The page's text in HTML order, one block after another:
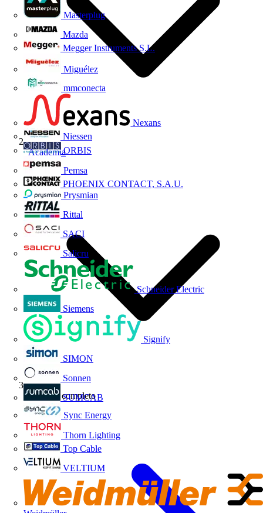
Masterplug
Mazda
Megger Instruments S.L.
Miguélez
mmconecta
Nexans
Niessen
ORBIS
Pemsa
PHOENIX CONTACT, S.A.U.
Prysmian
Rittal
SACI
Salicru
Schneider Electric
Siemens
Signify
SIMON
Sonnen
SUMCAB
Sync Energy
Thorn Lighting
Top Cable
VELTIUM
Academia
Webinar completo